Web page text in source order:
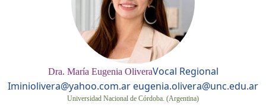
Dra. María Eugenia OliveraVocal Regional
Iminiolivera@yahoo.com.ar eugenia.olivera@unc.edu.ar
Universidad Nacional de Córdoba. (Argentina)